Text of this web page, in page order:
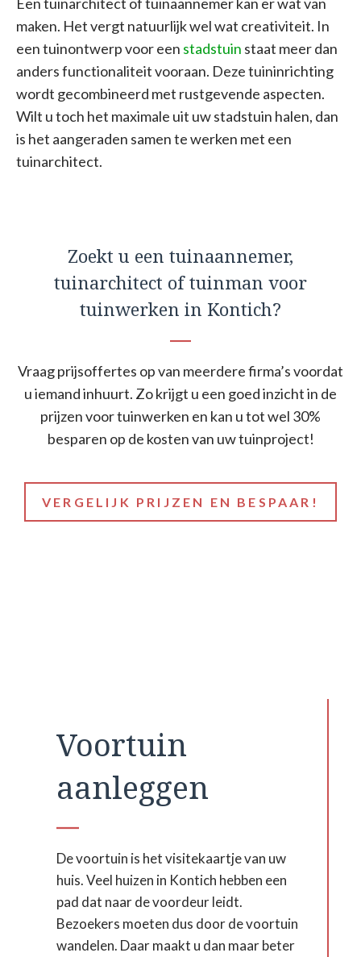
maken. Het vergt natuurlijk wel wat creativiteit. In
een tuinontwerp voor een stadstuin staat meer dan
anders functionaliteit vooraan. Deze tuininrichting
wordt gecombineerd met rustgevende aspecten.
Wilt u toch het maximale uit uw stadstuin halen, dan
is het aangeraden samen te werken met een
tuinarchitect.
Zoekt u een tuinaannemer,
tuinarchitect of tuinman voor
tuinwerken in Kontich?
Vraag prijsoffertes op van meerdere firma’s voordat
u iemand inhuurt. Zo krijgt u een goed inzicht in de
prijzen voor tuinwerken en kan u tot wel 30%
besparen op de kosten van uw tuinproject!
VERGELIJK PRIJZEN EN BESPAAR!
Voortuin
aanleggen
De voortuin is het visitekaartje van uw
huis. Veel huizen in Kontich hebben een
pad dat naar de voordeur leidt.
Bezoekers moeten dus door de voortuin
wandelen. Daar maakt u dan maar beter